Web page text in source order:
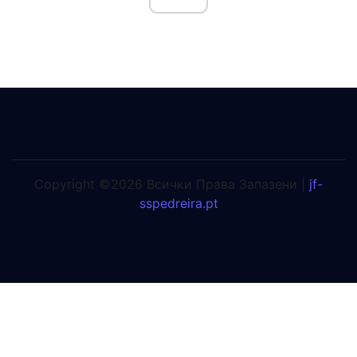
Copyright ©2026 Всички Права Запазени | jf-
sspedreira.pt